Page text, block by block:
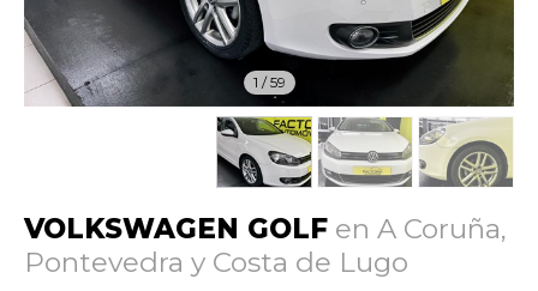
1 /59
VOLKSWAGEN GOLF en A Coruña,
Pontevedra y Costa de Lugo